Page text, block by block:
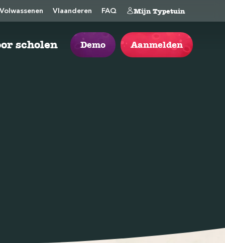
Volwassenen Vlaanderen FAQ Mijn Typetuin
scholen Demo Aanmelden